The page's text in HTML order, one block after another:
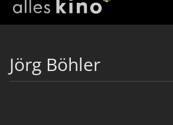
Jörg Böhler